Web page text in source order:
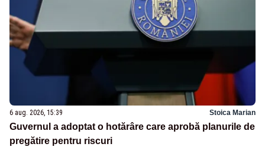
6 aug. 2026, 15:39 Stoica Marian
Guvernul a adoptat o hotărâre care aprobă planurile de
pregătire pentru riscuri